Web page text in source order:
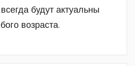
будут актуальны
возраста.